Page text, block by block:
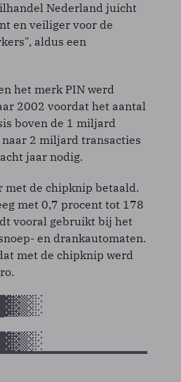
Nederland juicht
en veiliger voor de
aldus een
het merk PIN werd
2002 voordat het aantal
boven de 1 miljard
2 miljard transacties
jaar nodig.
met de chipknip betaald.
met 0,7 procent tot 178
vooral gebruikt bij het
en drankautomaten.
met de chipknip werd